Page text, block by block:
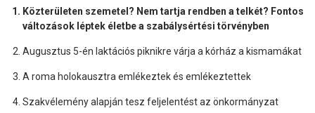
Közterületen szemetel? Nem tartja rendben a telkét? Fontos
változások léptek életbe a szabálysértési törvényben
Augusztus 5-én laktációs piknikre várja a kórház a kismamákat
A roma holokausztra emlékeztek és emlékeztettek
Szakvélemény alapján tesz feljelentést az önkormányzat